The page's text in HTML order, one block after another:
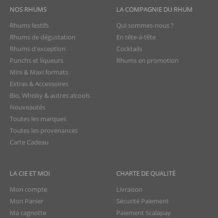
NOS RHUMS
Rhums festifs
Rhums de dégustation
Rhums d'exception
Punchs et liqueurs
Mini & Maxi formats
Extras & Accessoires
Bio, Whisky & autres alcools
Nouveautés
Toutes les marques
Toutes les provenances
Carte Cadeau
LA COMPAGNIE DU RHUM
Qui sommes-nous ?
En tête-à-tête
Cocktails
Rhums en promotion
LA CIE ET MOI
Mon compte
Mon Panier
Ma cagnotte
CHARTE DE QUALITÉ
Livraison
Sécurité Paiement
Paiement Scalapay